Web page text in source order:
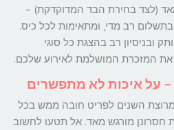
(לצד בחירת הבד המדוקדקת) –
בתשלום רב מדי, ומתאימות לכל כיס.
ובניסיון רב בהצגת כל סוגי
המזכרת המושלמת לאירוע שלכם.
– על איכות לא מתפשרים
השנים לפריט חובה ממש בכל
חסרונן מורגש מאד. אל תטעו לחשוב